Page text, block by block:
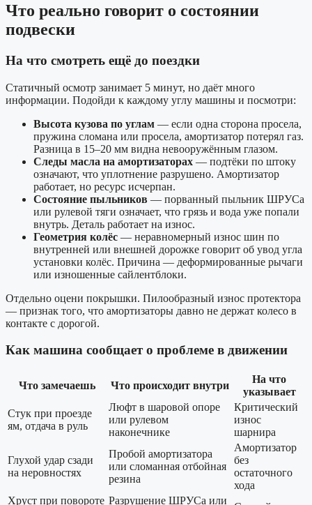
Что реально говорит о состоянии
подвески
На что смотреть ещё до поездки
Статичный осмотр занимает 5 минут, но даёт много
информации. Подойди к каждому углу машины и посмотри:
Высота кузова по углам — если одна сторона просела,
пружина сломана или просела, амортизатор потерял газ.
Разница в 15–20 мм видна невооружённым глазом.
Следы масла на амортизаторах — подтёки по штоку
означают, что уплотнение разрушено. Амортизатор
работает, но ресурс исчерпан.
Состояние пыльников — порванный пыльник ШРУСа
или рулевой тяги означает, что грязь и вода уже попали
внутрь. Деталь работает на износ.
Геометрия колёс — неравномерный износ шин по
внутренней или внешней дорожке говорит об увод угла
установки колёс. Причина — деформированные рычаги
или изношенные сайлентблоки.
Отдельно оцени покрышки. Пилообразный износ протектора
— признак того, что амортизаторы давно не держат колесо в
контакте с дорогой.
Как машина сообщает о проблеме в движении
Что замечаешь Что происходит внутри
На что
указывает
Стук при проезде
ям, отдача в руль
Люфт в шаровой опоре
или рулевом
наконечнике
Критический
износ
шарнира
Глухой удар сзади
на неровностях
Пробой амортизатора
или сломанная отбойная
резина
Амортизатор
без
остаточного
хода
Хруст при повороте Разрушение ШРУСа или